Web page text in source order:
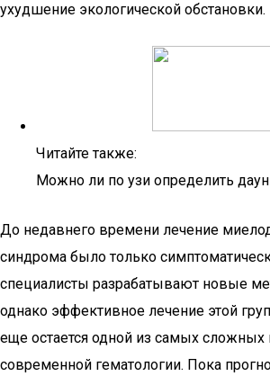
ухудшение экологической обстановки.
Читайте также:
Можно ли по узи определить
До недавнего времени лечение
синдрома было только
специалисты разрабатывают новые
однако эффективное лечение этой
еще остается одной из самых
современной гематологии. Пока